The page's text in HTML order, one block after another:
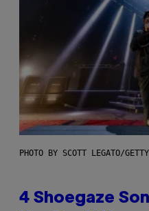
PHOTO BY SCOTT LEGATO/
4 Shoegaze